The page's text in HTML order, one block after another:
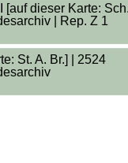
dieser Karte:
| Rep. Z 1
St. A. Br.] | 2524